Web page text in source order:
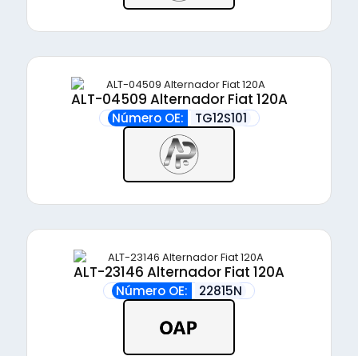
ALT-04509 Alternador Fiat 120A
Número OE: TG12S101
ALT-23146 Alternador Fiat 120A
Número OE: 22815N